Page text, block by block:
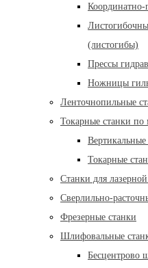
(листогибы)
Прессы
Ножницы
Ленточнопильные
Токарные станки по
Токарные
Станки для
Сверлильно-
Фрезерные станки
Шлифовальные
Бесцентрово